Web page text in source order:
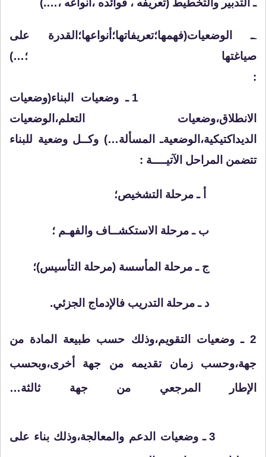
ــ الوضعيات(فهمها؛تعريفاتها؛أنواعها؛القدرة على
صياغتها ؛…)
:
1 ـ وضعيات البناء(وضعيات
الانطلاق،وضعيات التعلم،الوضعيات
الديداكتيكية،الوضعيةـ المسألة…) وكــل وضعية للبناء
تتضمن المراحل الآتيــــة :
أ ـ مرحلة التشخيص؛
ب ـ مرحلة الاستكشــاف والفهـم ؛
ج ـ مرحلة المأسسة (مرحلة التأسيس)؛
د ـ مرحلة التدريب فالإدماج الجزئي.
2 ـ وضعيات التقويم،وذلك حسب طبيعة المادة من
جهة،وحسب زمان تقديمه من جهة أخرى،وبحسب
الإطار المرجعي من جهة ثالثة…
3 ـ وضعيات الدعم والمعالجة،وذلك بناء على